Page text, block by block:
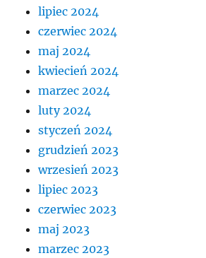
lipiec 2024
czerwiec 2024
maj 2024
kwiecień 2024
marzec 2024
luty 2024
styczeń 2024
grudzień 2023
wrzesień 2023
lipiec 2023
czerwiec 2023
maj 2023
marzec 2023